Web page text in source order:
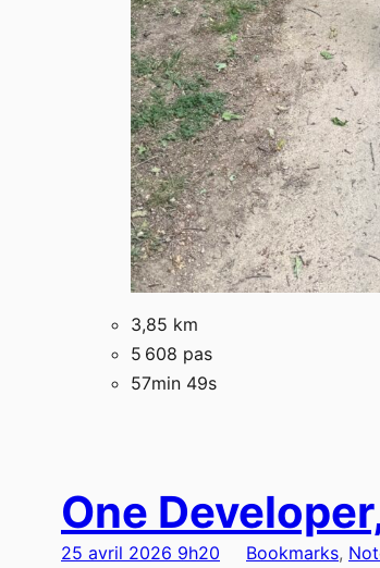
3,85 km
5 608 pas
57min 49s
One
25 avril 2026 9h20 Bookmarks,